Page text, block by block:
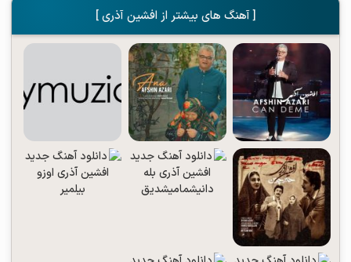
[ آهنگ های بیشتر از افشین آذری ]